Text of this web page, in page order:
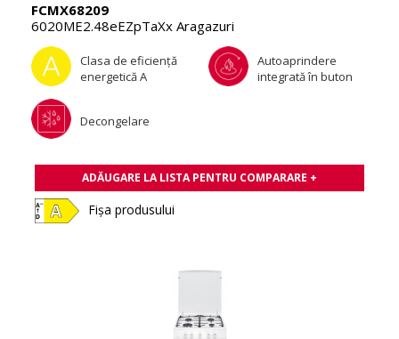
FCMX68209
6020ME2.48eEZpTaXx Aragazuri
Clasa de eficienţă
energetică A
Autoaprindere
integrată în buton
Decongelare
ADĂUGARE LA LISTA PENTRU COMPARARE +
Fișa produsului